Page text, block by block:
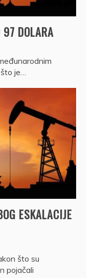
97 DOLARA
je…
ESKALACIJE
što su
pojačali